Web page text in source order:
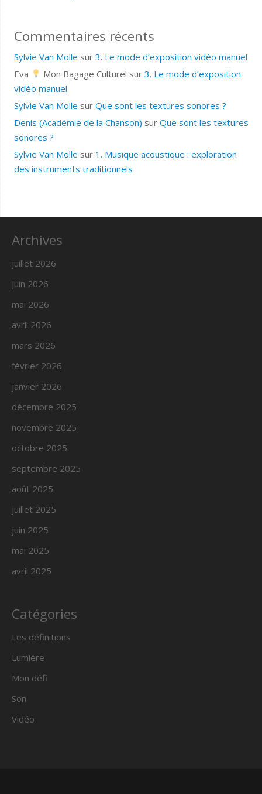
Commentaires récents
Sylvie Van Molle sur 3. Le mode d’exposition vidéo manuel
Eva
Mon Bagage Culturel sur 3. Le mode d’exposition
vidéo manuel
Sylvie Van Molle sur Que sont les textures sonores ?
Denis (Académie de la Chanson) sur Que sont les textures
sonores ?
Sylvie Van Molle sur 1. Musique acoustique : exploration
des instruments traditionnels
Archives
juillet 2026
juin 2026
mai 2026
avril 2026
mars 2026
février 2026
janvier 2026
décembre 2025
novembre 2025
octobre 2025
septembre 2025
août 2025
juillet 2025
juin 2025
mai 2025
avril 2025
Catégories
Les définitions
Lumière
Mon défi
Son
Vidéo